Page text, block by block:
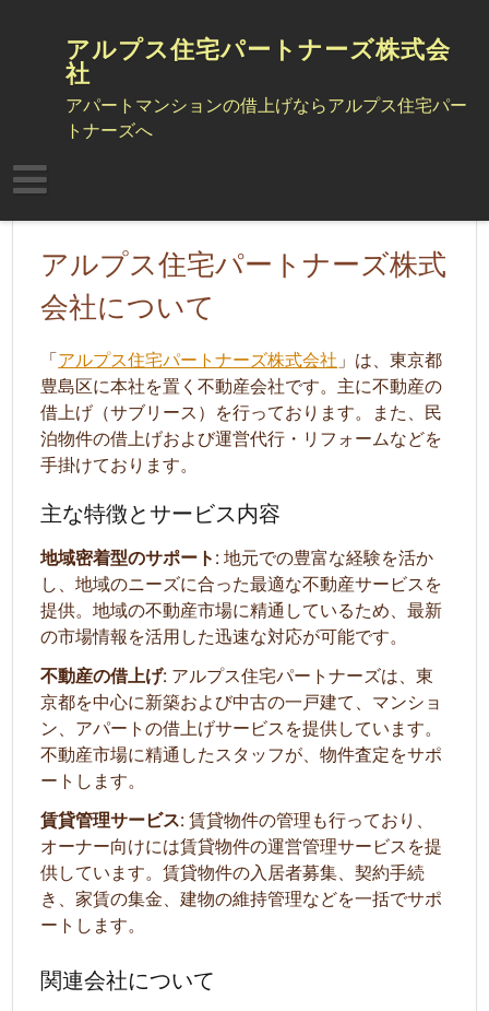
アルプス住宅パートナーズ株式会
社
アパートマンションの借上げならアルプス住宅パー
トナーズへ
アルプス住宅パートナーズ株式
会社について
「アルプス住宅パートナーズ株式会社 」は、東京都
豊島区に本社を置く不動産会社です。主に不動産の
借上げ（サブリース）を行っております。また、民
泊物件の借上げおよび運営代行・リフォームなどを
手掛けております。
主な特徴とサービス内容
地域密着型のサポート: 地元での豊富な経験を活か
し、地域のニーズに合った最適な不動産サービスを
提供。地域の不動産市場に精通しているため、最新
の市場情報を活用した迅速な対応が可能です。
不動産の借上げ: アルプス住宅パートナーズは、東
京都を中心に新築および中古の一戸建て、マンショ
ン、アパートの借上げサービスを提供しています。
不動産市場に精通したスタッフが、物件査定をサポ
ートします。
賃貸管理サービス: 賃貸物件の管理も行っており、
オーナー向けには賃貸物件の運営管理サービスを提
供しています。賃貸物件の入居者募集、契約手続
き、家賃の集金、建物の維持管理などを一括でサポ
ートします。
関連会社について